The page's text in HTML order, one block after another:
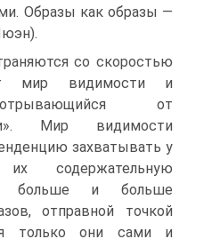
Образы как образы —
со скоростью
мир ви­димости и
от
Мир видимости
захватывать у
содержательную
больше и больше
отправной точкой
только они сами и